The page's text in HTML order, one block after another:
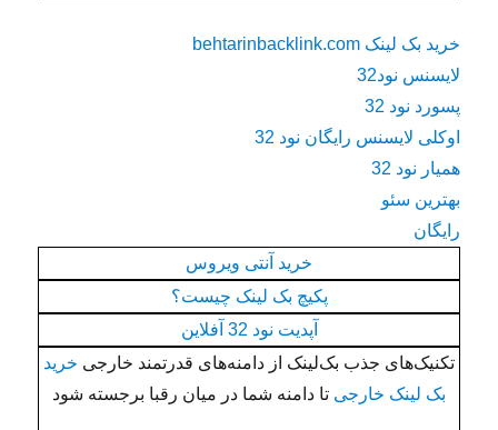
خرید بک لینک behtarinbacklink.com
لایسنس نود32
پسورد نود 32
اوکلی لایسنس رایگان نود 32
همیار نود 32
بهترین سئو
رایگان
خرید آنتی ویروس
پکیچ بک لینک چیست؟
آپدیت نود 32 آفلاین
تکنیک‌های جذب بک‌لینک از دامنه‌های قدرتمند خارجی خرید
بک لینک خارجی تا دامنه شما در میان رقبا برجسته شود